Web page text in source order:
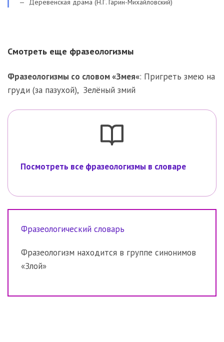
Деревенская драма (Н.Г. Гарин-Михайловский)
Смотреть еще фразеологизмы
Фразеологизмы со словом «Змея«: Пригреть змею на
груди (за пазухой), Зелёный змий
Посмотреть все фразеологизмы в словаре
Фразеологический словарь
Фразеологизм находится в группе синонимов
«Злой»